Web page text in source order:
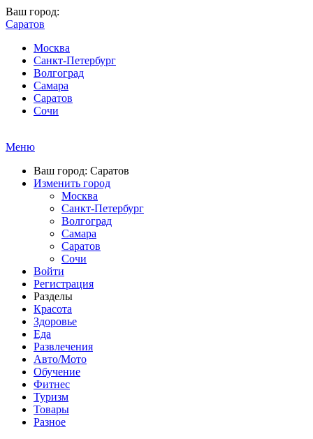
Ваш город:
Саратов
Москва
Санкт-Петербург
Волгоград
Самара
Саратов
Сочи
Меню
Ваш город: Саратов
Изменить город
Москва
Санкт-Петербург
Волгоград
Самара
Саратов
Сочи
Войти
Регистрация
Разделы
Красота
Здоровье
Еда
Развлечения
Авто/Мото
Обучение
Фитнес
Туризм
Товары
Разное